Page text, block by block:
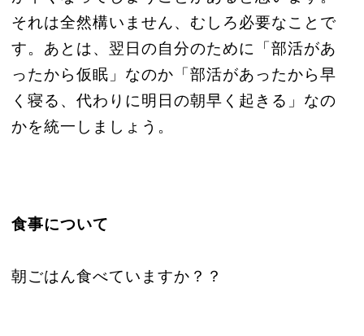
それは全然構いません、むしろ必要なことで
す。あとは、翌日の自分のために「部活があ
ったから仮眠」なのか「部活があったから早
く寝る、代わりに明日の朝早く起きる」なの
かを統一しましょう。
食事について
朝ごはん食べていますか？？